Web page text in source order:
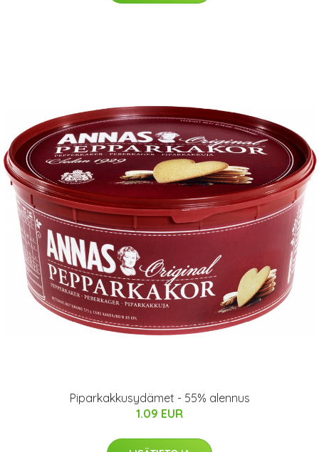
Piparkakkusydämet - 55% alennus
1.09 EUR